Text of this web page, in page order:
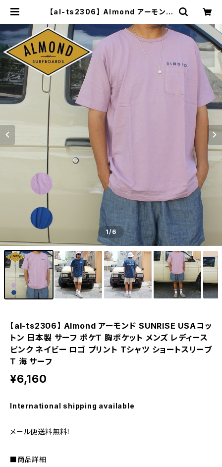
【al-ts2306】 Almond アーモンド
ーフ ポケT 胸ポケット メンズ レディ
ース ピンク ネイビー ロゴ プリント T
シャツ ショートスリーブT 海 サーフ |
セレクトショップ【P.C.H】
1/6
【al-ts2306】 Almond アーモンド SUNRISE USAコッ
トン 日本製 サーフ ポケT 胸ポケット メンズ レディース
ピンク ネイビー ロゴ プリント Tシャツ ショートスリーブ
T 海 サーフ
¥6,160
International shipping available
メール便送料無料！
■商品詳細